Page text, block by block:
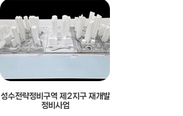
성수전략정비구역 제2지구 재개발
정비사업